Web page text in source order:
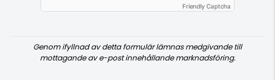
Friendly Captcha
Genom ifyllnad av detta formulär lämnas medgivande till
mottagande av e-post innehållande marknadsföring.